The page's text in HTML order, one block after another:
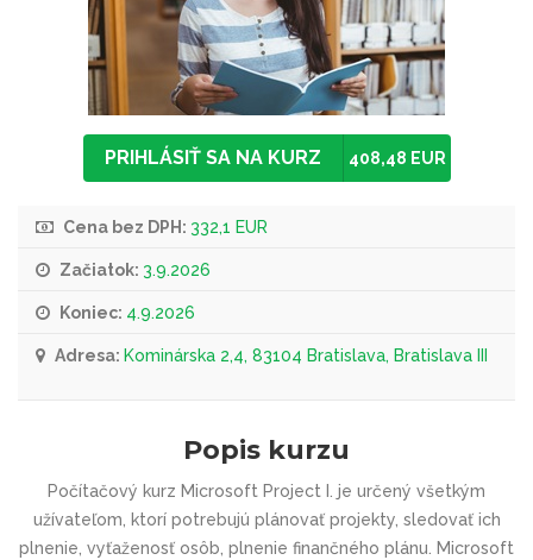
PRIHLÁSIŤ SA NA KURZ 408,48 EUR
Cena bez DPH: 332,1 EUR
Začiatok: 3.9.2026
Koniec: 4.9.2026
Adresa: Kominárska 2,4, 83104 Bratislava, Bratislava III
Popis kurzu
Počítačový kurz Microsoft Project I. je určený všetkým
užívateľom, ktorí potrebujú plánovať projekty, sledovať ich
plnenie, vyťaženosť osôb, plnenie finančného plánu. Microsoft